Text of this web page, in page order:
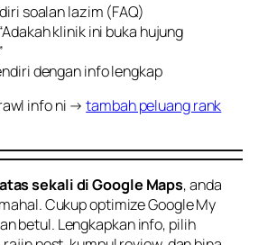
soalan lazim (FAQ)
klinik ini buka hujung
dengan info lengkap
info ni →tambah peluang rank
atas sekali di Google Maps, anda
Cukup optimize Google My
betul. Lengkapkan info, pilih